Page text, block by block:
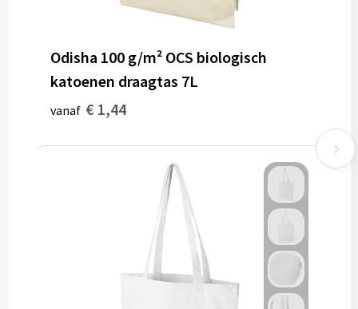
Odisha 100 g/m² OCS biologisch
katoenen draagtas 7L
vanaf € 1,44